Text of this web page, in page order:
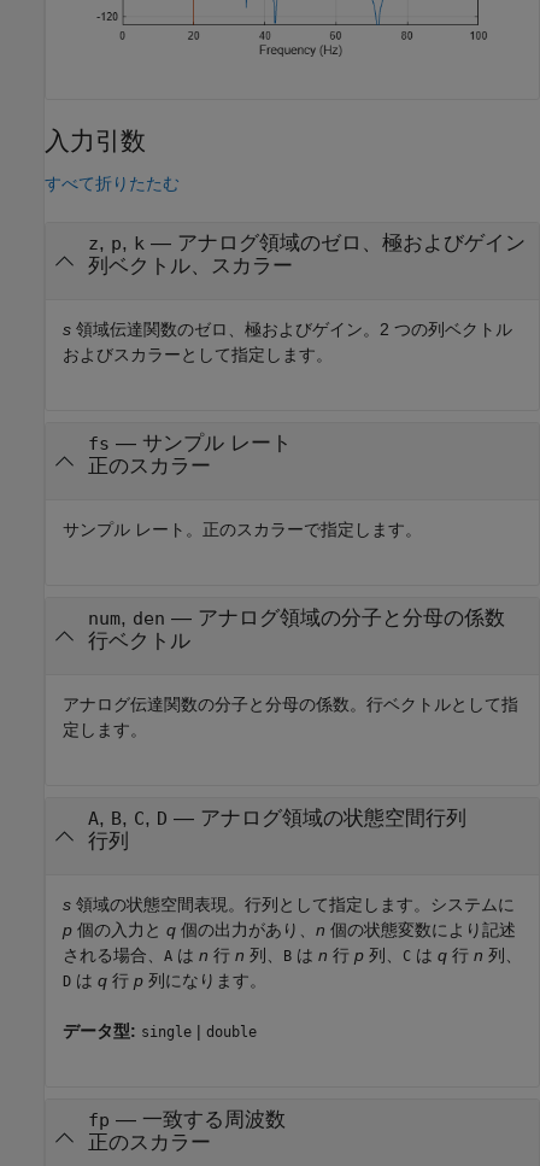
入力引数
すべて折りたたむ
z, p, k — アナログ領域のゼロ、極およびゲイン
列ベクトル、スカラー
s 領域伝達関数のゼロ、極およびゲイン。2 つの列ベクトル
およびスカラーとして指定します。
fs — サンプル レート
正のスカラー
サンプル レート。正のスカラーで指定します。
num, den — アナログ領域の分子と分母の係数
行ベクトル
アナログ伝達関数の分子と分母の係数。行ベクトルとして指
定します。
A, B, C, D — アナログ領域の状態空間行列
行列
s 領域の状態空間表現。行列として指定します。システムに
p 個の入力と q 個の出力があり、 n 個の状態変数により記述
される場合、 A は n 行 n 列、 B は n 行 p 列、 C は q 行 n 列、
D は q 行 p 列になります。
データ型: single | double
fp — 一致する周波数
正のスカラー